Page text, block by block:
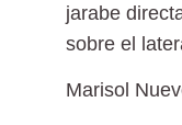
jarabe
sobre el
Marisol